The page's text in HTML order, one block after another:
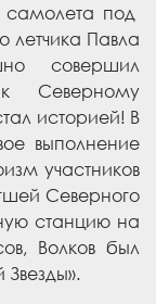
самолета под
летчика Павла
совершил
к Северному
историей! В
выполнение
участников
Северного
станцию на
Волков был